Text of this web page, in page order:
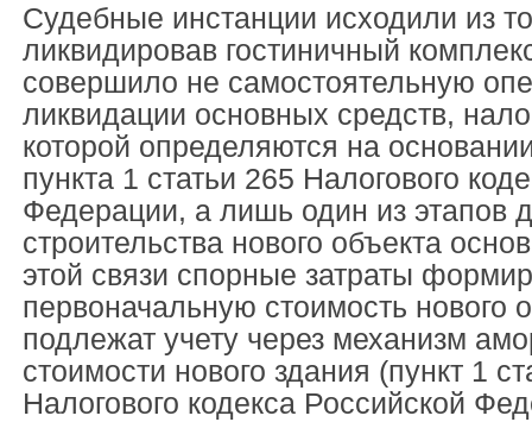
Судебные инстанции исходили из
ликвидировав гостиничный
совершило не самостоятельную
ликвидации основных средств,
которой определяются на
пункта 1 статьи 265 Налогового
Федерации, а лишь один из этапов
строительства нового объекта
этой связи спорные затраты
первоначальную стоимость нового
подлежат учету через механизм
стоимости нового здания (пункт 1
Налогового кодекса Российской